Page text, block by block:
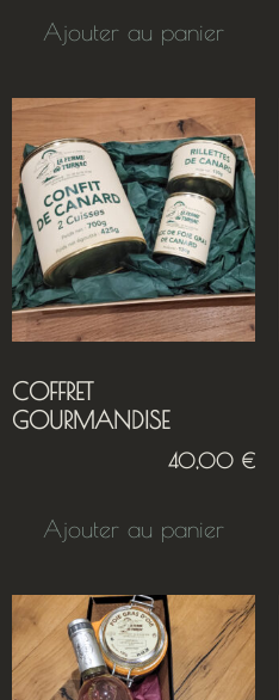
Ajouter au panier
COFFRET
GOURMANDISE
40,00 €
Ajouter au panier